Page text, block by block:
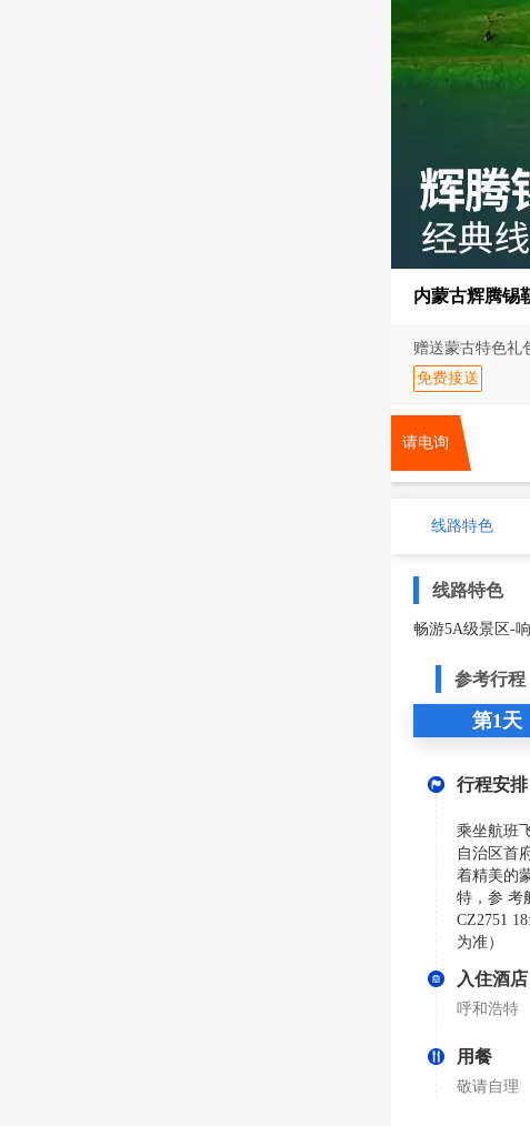
内蒙古辉腾锡
赠送蒙古特色礼
免费接送
请电询
线路特色
线路特色
畅游5A级景区-
参考行程
第1天
行程安
乘坐航班
自治区首
着精美的
特，参 考
CZ2751
为准）
入住酒店
呼和浩特
用餐
敬请自理